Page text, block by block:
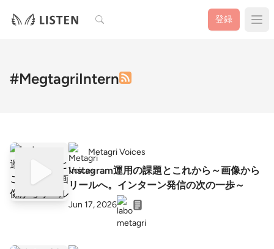
検索 登録
#MegtagriIntern
Metagri Voices
Instagram運用の課題とこれから～画像から
リールへ。インターン発信の次の一歩～
Jun 17, 2026